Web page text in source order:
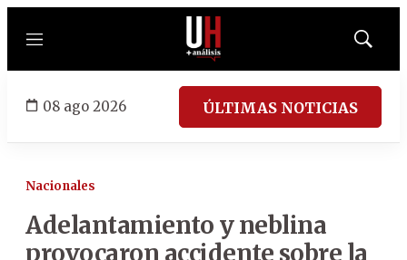
Menú
Mostrar
08 ago 2026 ÚLTIMAS NOTICIAS
Nacionales
Adelantamiento y neblina
provocaron accidente sobre la